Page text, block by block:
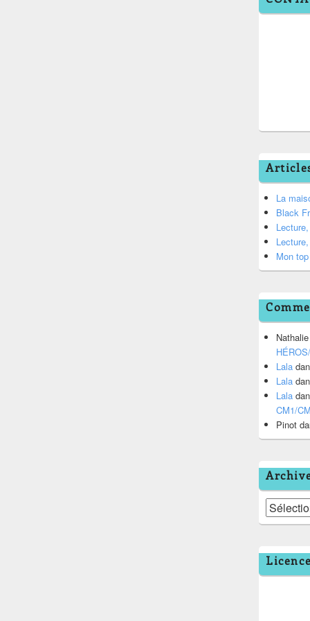
La
Black
Mon
Nathalie
Lala
Lala
Lala
CM1/
Pinot
Archives
Licence